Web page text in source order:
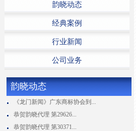
韵晓动态
经典案例
行业新闻
公司业务
韵晓动态
《龙门新闻》广东商标协会到...
恭贺韵晓代理 第29626...
恭贺韵晓代理 第30371...